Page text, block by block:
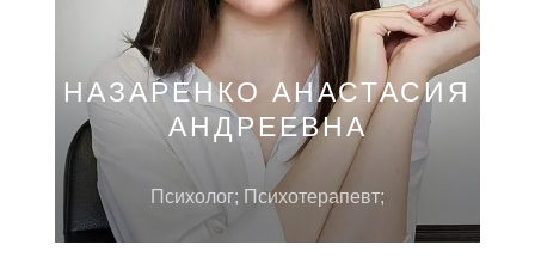
НАЗАРЕНКО АНАСТАСИЯ
АНДРЕЕВНА
Психолог; Психотерапевт;